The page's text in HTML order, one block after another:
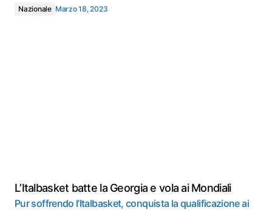
Nazionale Marzo 18, 2023
L’Italbasket batte la Georgia e vola ai Mondiali
Pur soffrendo l’Italbasket, conquista la qualificazione ai